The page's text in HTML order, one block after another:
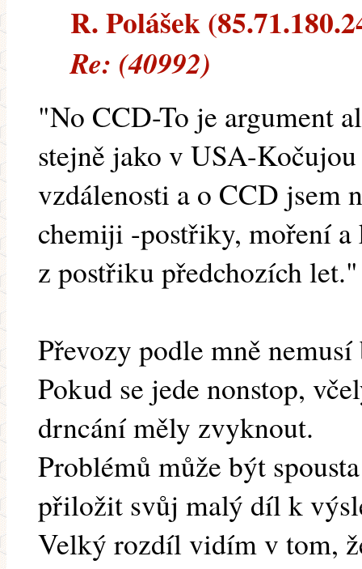
R. Polášek
Re: (40992)
"No CCD-To je argument
stejně jako v USA-
vzdálenosti a o CCD jsem
chemiji -postřiky, moření a
z postřiku předchozích let."
Převozy podle mně
Pokud se jede nonstop,
drncání měly zvyknout.
Problémů může být
přiložit svůj malý díl k
Velký rozdíl vidím v tom,